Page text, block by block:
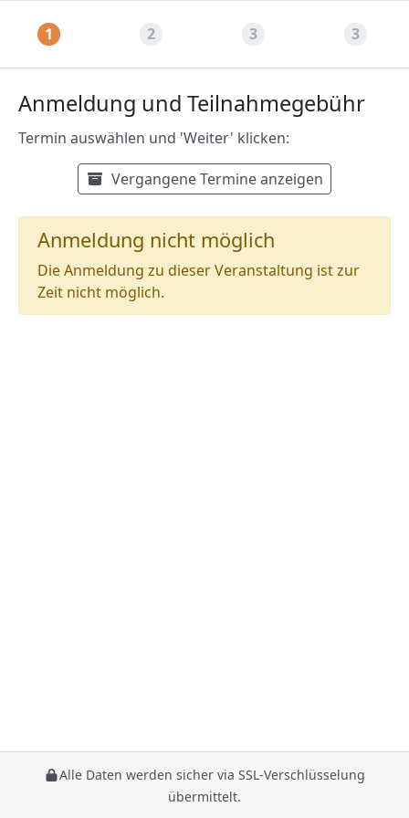
1 2 3 3
Anmeldung und Teilnahmegebühr
Termin auswählen und 'Weiter' klicken:
Termin auswählen:
Verfügbare TermineVergangene Termine anzeigen
Anmeldung nicht möglich
Die Anmeldung zu dieser Veranstaltung ist zur
Zeit nicht möglich.
Alle Daten werden sicher via SSL-Verschlüsselung
übermittelt.